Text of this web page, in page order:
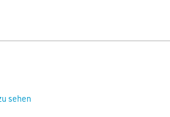
sehen